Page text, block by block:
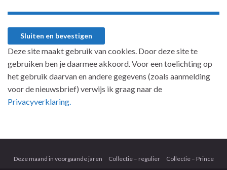
Deze site maakt gebruik van cookies. Door deze site te
gebruiken ben je daarmee akkoord. Voor een toelichting op
het gebruik daarvan en andere gegevens (zoals aanmelding
voor de nieuwsbrief) verwijs ik graag naar de
Privacyverklaring.
Deze maand in voorgaande jaren Collectie – regulier Collectie – Prince